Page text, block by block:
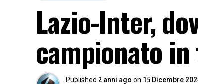
Lazio-Inter,
campionato
Published 2 anni ago on 15 Dicembre